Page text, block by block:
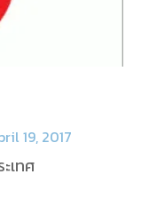
19, 2017
เทศ